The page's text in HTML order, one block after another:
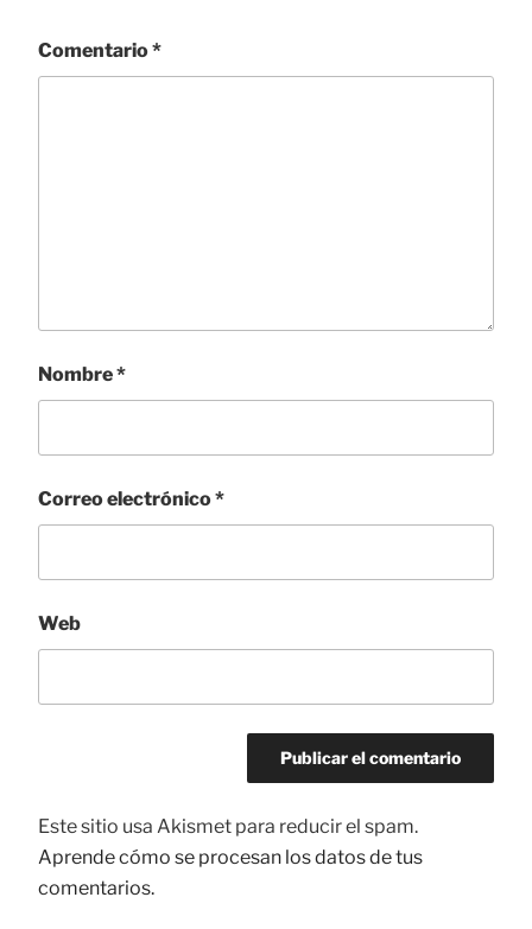
Comentario*
Nombre*
Correo electrónico*
Web
Este sitio usa Akismet para reducir el spam.
Aprende cómo se procesan los datos de tus
comentarios.